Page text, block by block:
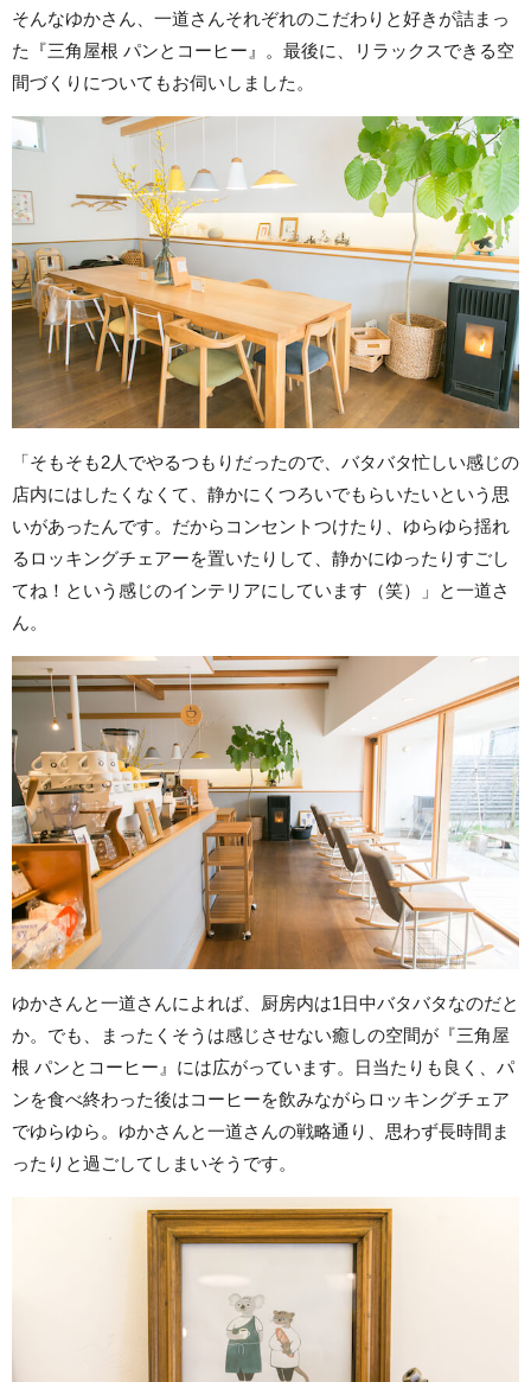
そんなゆかさん、一道さんそれぞれのこだわりと好きが詰まっ
た『三角屋根 パンとコーヒー』。最後に、リラックスできる空
間づくりについてもお伺いしました。
「そもそも2人でやるつもりだったので、バタバタ忙しい感じの
店内にはしたくなくて、静かにくつろいでもらいたいという思
いがあったんです。だからコンセントつけたり、ゆらゆら揺れ
るロッキングチェアーを置いたりして、静かにゆったりすごし
てね！という感じのインテリアにしています（笑）」と一道さ
ん。
ゆかさんと一道さんによれば、厨房内は1日中バタバタなのだと
か。でも、まったくそうは感じさせない癒しの空間が『三角屋
根 パンとコーヒー』には広がっています。日当たりも良く、パ
ンを食べ終わった後はコーヒーを飲みながらロッキングチェア
でゆらゆら。ゆかさんと一道さんの戦略通り、思わず長時間ま
ったりと過ごしてしまいそうです。